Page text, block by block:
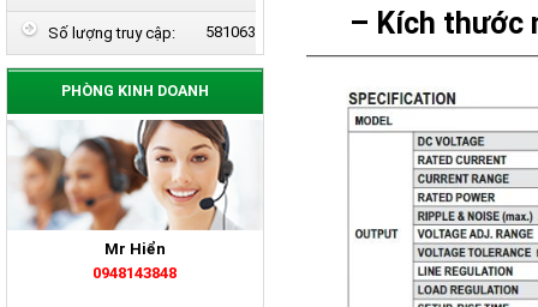
– Kích thước
581063
Số lượng truy cập:
PHÒNG KINH DOANH
Mr Hiển
0948143848